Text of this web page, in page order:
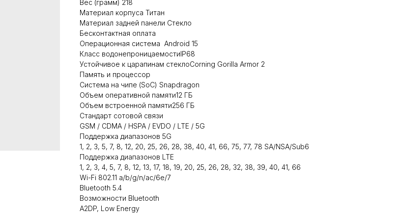
Вес (грамм) 218
Материал корпуса Титан
Материал задней панели Стекло
Бесконтактная оплата
Операционная система Android 15
Класс водонепроницаемостиIP68
Устойчивое к царапинам стеклоCorning Gorilla Armor 2
Память и процессор
Система на чипе (SoC) Snapdragon
Объем оперативной памяти12 ГБ
Объем встроенной памяти256 ГБ
Стандарт сотовой связи
GSM / CDMA / HSPA / EVDO / LTE / 5G
Поддержка диапазонов 5G
1, 2, 3, 5, 7, 8, 12, 20, 25, 26, 28, 38, 40, 41, 66, 75, 77, 78 SA/NSA/Sub6
Поддержка диапазонов LTE
1, 2, 3, 4, 5, 7, 8, 12, 13, 17, 18, 19, 20, 25, 26, 28, 32, 38, 39, 40, 41, 66
Wi-Fi 802.11 a/b/g/n/ac/6e/7
Bluetooth 5.4
Возможности Bluetooth
A2DP, Low Energy